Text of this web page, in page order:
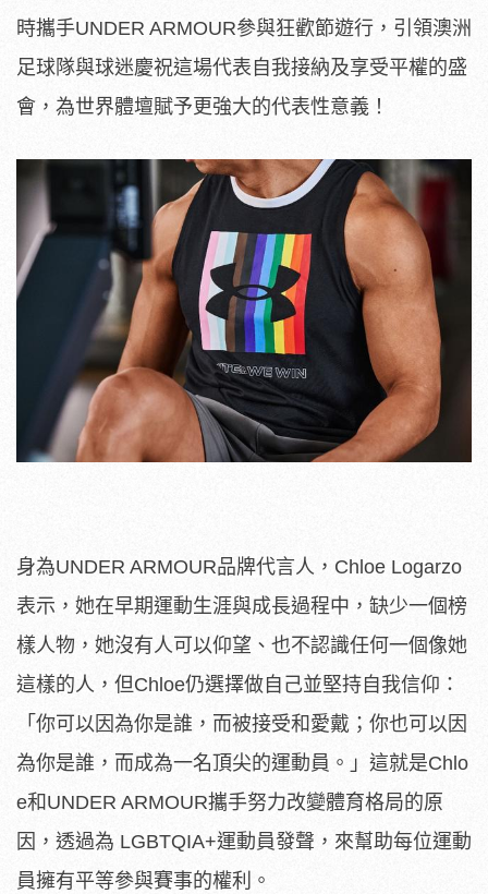
時攜手UNDER ARMOUR參與狂歡節遊行， 引領澳洲
足球隊與球迷慶祝這場代表自我接納及享受平權的盛
會， 為世界體壇賦予更強大的代表性意義！
身為UNDER ARMOUR品牌代言人，Chloe Logarzo
表示，她在早期運動生涯與成長過程中， 缺少一個榜
樣人物，她沒有人可以仰望、 也不認識任何一個像她
這樣的人，但Chloe仍選擇做自己並堅持 自我信仰：
「你可以因為你是誰，而被接受和愛戴； 你也可以因
為你是誰，而成為一名頂尖的運動員。」這就是Chlo
e和UNDER ARMOUR攜手努力改變體育格局的原
因，透過為 LGBTQIA+運動員發聲， 來幫助每位運動
員擁有平等參與賽事的權利。